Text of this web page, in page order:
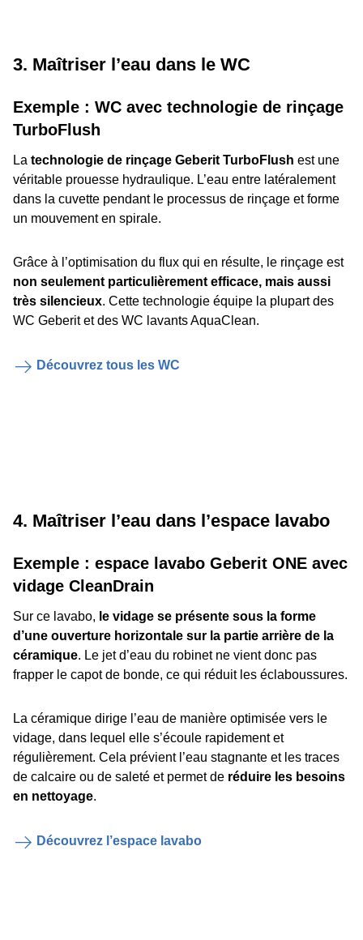
3. Maîtriser l’eau dans le WC
Exemple : WC avec technologie de rinçage
TurboFlush
La technologie de rinçage Geberit TurboFlush est une
véritable prouesse hydraulique. L’eau entre latéralement
dans la cuvette pendant le processus de rinçage et forme
un mouvement en spirale.
Grâce à l’optimisation du flux qui en résulte, le rinçage est
non seulement particulièrement efficace, mais aussi
très silencieux. Cette technologie équipe la plupart des
WC Geberit et des WC lavants AquaClean.
Découvrez tous les WC
4. Maîtriser l’eau dans l’espace lavabo
Exemple : espace lavabo Geberit ONE avec
vidage CleanDrain
Sur ce lavabo, le vidage se présente sous la forme
d’une ouverture horizontale sur la partie arrière de la
céramique. Le jet d’eau du robinet ne vient donc pas
frapper le capot de bonde, ce qui réduit les éclaboussures.
La céramique dirige l’eau de manière optimisée vers le
vidage, dans lequel elle s’écoule rapidement et
régulièrement. Cela prévient l’eau stagnante et les traces
de calcaire ou de saleté et permet de réduire les besoins
en nettoyage.
Découvrez l’espace lavabo